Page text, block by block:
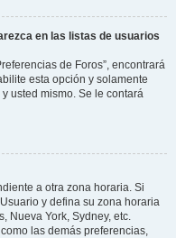
en las listas de usuarios
de Foros”, encontrará
esta opción y solamente
usted mismo. Se le contará
a otra zona horaria. Si
y defina su zona horaria
Nueva York, Sydney, etc.
las demás preferencias,